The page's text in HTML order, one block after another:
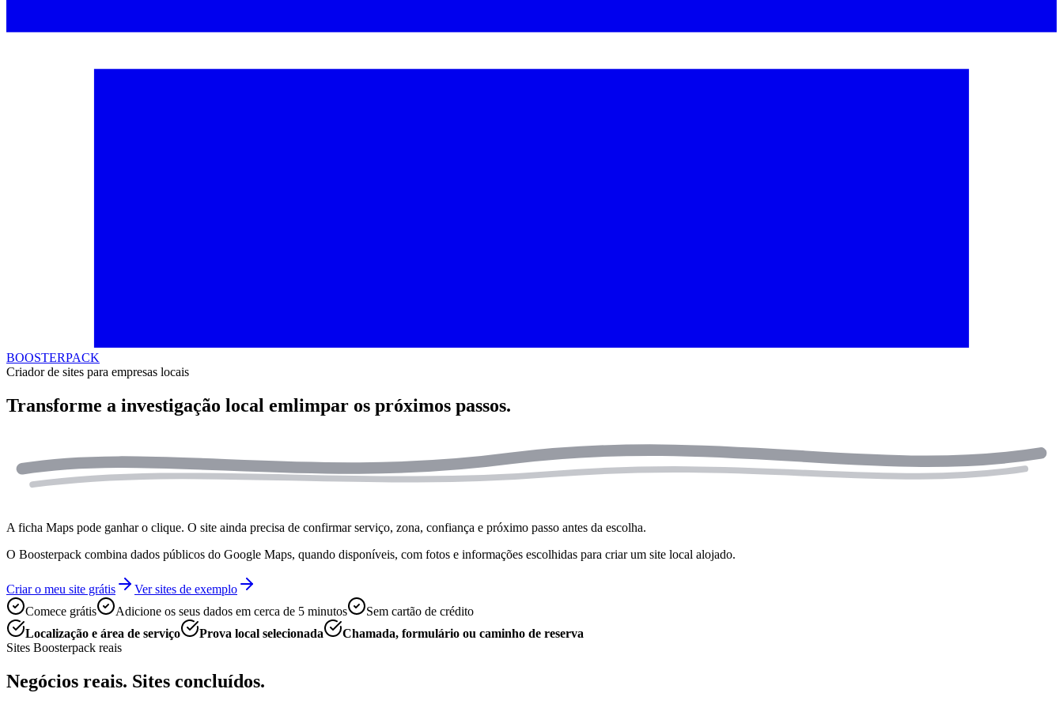
BOOSTERPACK
Criador de sites para empresas locais
Transforme a investigação local emlimpar os próximos passos.
A ficha Maps pode ganhar o clique. O site ainda precisa de confirmar serviço, zona, confiança e próximo passo antes da escolha.
O Boosterpack combina dados públicos do Google Maps, quando disponíveis, com fotos e informações escolhidas para criar um site local alojado.
Criar o meu site grátis
Ver sites de exemplo
Comece grátis
Adicione os seus dados em cerca de 5 minutos
Sem cartão de crédito
Localização e área de serviço
Prova local selecionada
Chamada, formulário ou caminho de reserva
Sites Boosterpack reais
Negócios reais. Sites concluídos.